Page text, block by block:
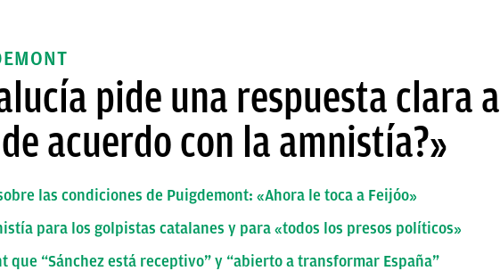
pide una respuesta clara a
acuerdo con la amnistía?»
las condiciones de Puigdemont: «Ahora le toca a Feijóo»
para los golpistas catalanes y para «todos los presos políticos»
que “Sánchez está receptivo” y “abierto a transformar España”